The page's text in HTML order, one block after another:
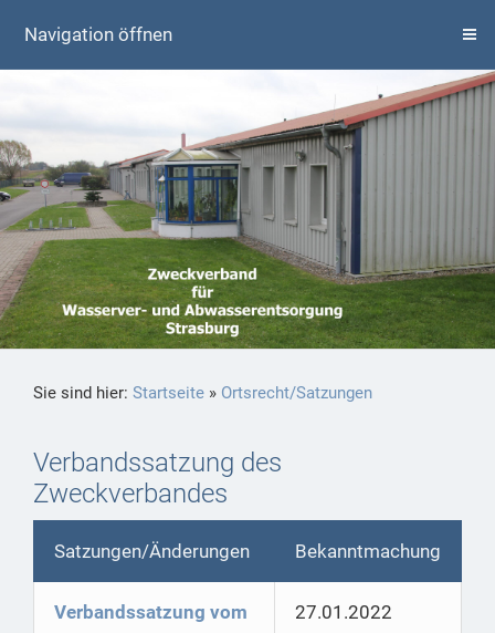
Navigation öffnen
Sie sind hier: Startseite » Ortsrecht/Satzungen
Verbandssatzung des
Zweckverbandes
Satzungen/Änderungen Bekanntmachung
Verbandssatzung vom
27.01.2022